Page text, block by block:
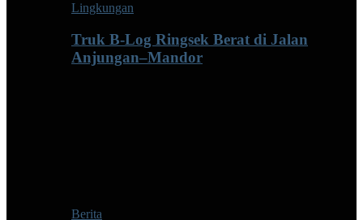
Lingkungan
Truk B-Log Ringsek Berat di Jalan
Anjungan–Mandor
Berita